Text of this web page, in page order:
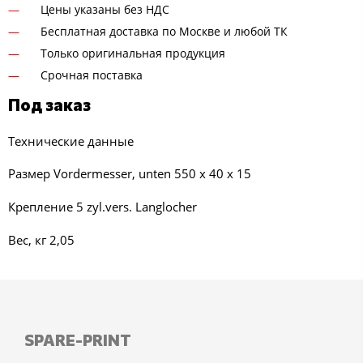
Цены указаны без НДС
Бесплатная доставка по Москве и любой ТК
Только оригинальная продукция
Срочная поставка
Под заказ
Технические данные
Размер Vordermesser, unten 550 x 40 x 15
Крепление 5 zyl.vers. Langlocher
Вес, кг 2,05
SPARE-PRINT